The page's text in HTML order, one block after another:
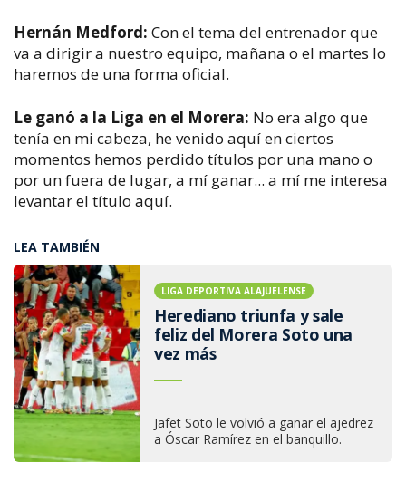
Hernán Medford: Con el tema del entrenador que
va a dirigir a nuestro equipo, mañana o el martes lo
haremos de una forma oficial.
Le ganó a la Liga en el Morera: No era algo que
tenía en mi cabeza, he venido aquí en ciertos
momentos hemos perdido títulos por una mano o
por un fuera de lugar, a mí ganar... a mí me interesa
levantar el título aquí.
LEA TAMBIÉN
LIGA DEPORTIVA ALAJUELENSE
Herediano triunfa y sale
feliz del Morera Soto una
vez más
Jafet Soto le volvió a ganar el ajedrez
a Óscar Ramírez en el banquillo.